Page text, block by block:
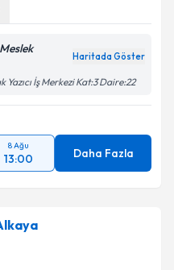
Haritada Göster
İş Merkezi Kat:3 Daire:22
8 Ağu
13:00 Daha Fazla